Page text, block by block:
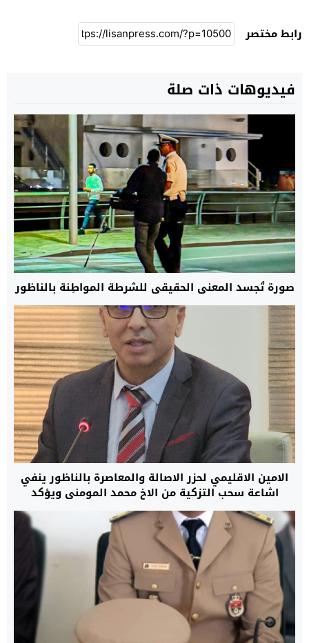
رابط مختصر
فيديوهات ذات صلة
صورة تُجسد المعنى الحقيقي للشرطة المواطِنة بالناظور
الامين الاقليمي لحزر الاصالة والمعاصرة بالناظور ينفي
اشاعة سحب التزكية من الاخ محمد المومني ويؤكد
التمسك ببلاغ الامانة الاقليمية الصادر بتاريخ 7 ماي 2026